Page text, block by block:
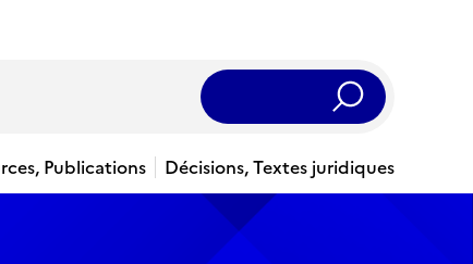
Rechercher
Publications Décisions, Textes juridiques